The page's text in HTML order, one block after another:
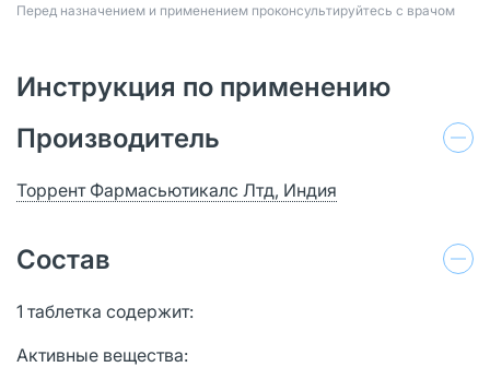
Перед назначением и применением проконсультируйтесь с врачом
Инструкция по применению
Производитель
Торрент Фармасьютикалс Лтд, Индия
Состав
1 таблетка содержит:
Активные вещества: